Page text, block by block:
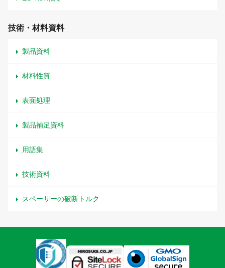
技術・材料資料
製品資料
材料性質
表面処理
製品補足資料
用語集
技術資料
スペーサーの破断トルク